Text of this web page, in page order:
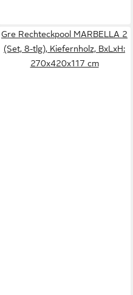
Gre Rechteckpool MARBELLA 2
(Set, 8-tlg), Kiefernholz, BxLxH:
270x420x117 cm